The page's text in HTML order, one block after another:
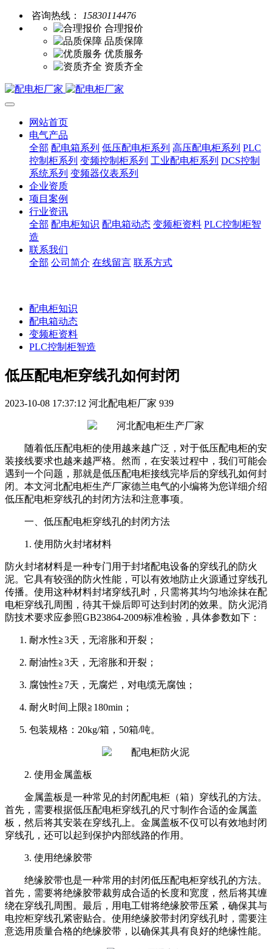
咨询热线：
15830114476
合理报价
品质保障
优质服务
资质齐全
网站首页
电气产品
全部 配电箱系列 低压配电柜系列 高压配电柜系列 PLC
控制柜系列 变频控制柜系列 工业配电柜系列 DCS控制
系统系列 变频器仪表系列
企业资质
项目案例
行业资讯
全部 配电柜知识 配电箱动态 变频柜资料 PLC控制柜智
造
联系我们
全部 公司简介 在线留言 联系方式
配电柜知识
配电箱动态
变频柜资料
PLC控制柜智造
低压配电柜穿线孔如何封闭
2023-10-08 17:37:12 河北配电柜厂家 939
随着低压配电柜的使用越来越广泛，对于低压配电柜的安
装接线要求也越来越严格。然而，在安装过程中，我们可能会
遇到一个问题，那就是低压配电柜接线完毕后的穿线孔如何封
闭。本文河北配电柜生产厂家德兰电气的小编将为您详细介绍
低压配电柜穿线孔的封闭方法和注意事项。
一、低压配电柜穿线孔的封闭方法
1. 使用防火封堵材料
防火封堵材料是一种专门用于封堵配电设备的穿线孔的防火
泥。它具有较强的防火性能，可以有效地防止火源通过穿线孔
传播。使用这种材料封堵穿线孔时，只需将其均匀地涂抹在配
电柜穿线孔周围，待其干燥后即可达到封闭的效果。防火泥消
防技术要求应参照GB23864-2009标准检验，具体参数如下：
耐水性≧3天，无溶胀和开裂；
耐油性≧3天，无溶胀和开裂；
腐蚀性≧7天，无腐烂，对电缆无腐蚀；
耐火时间上限≧180min；
包装规格：20kg/箱，50箱/吨。
2. 使用金属盖板
金属盖板是一种常见的封闭配电柜（箱）穿线孔的方法。
首先，需要根据低压配电柜穿线孔的尺寸制作合适的金属盖
板，然后将其安装在穿线孔上。金属盖板不仅可以有效地封闭
穿线孔，还可以起到保护内部线路的作用。
3. 使用绝缘胶带
绝缘胶带也是一种常用的封闭低压配电柜穿线孔的方法。
首先，需要将绝缘胶带裁剪成合适的长度和宽度，然后将其缠
绕在穿线孔周围。最后，用电工钳将绝缘胶带压紧，确保其与
电控柜穿线孔紧密贴合。使用绝缘胶带封闭穿线孔时，需要注
意选用质量合格的绝缘胶带，以确保其具有良好的绝缘性能。